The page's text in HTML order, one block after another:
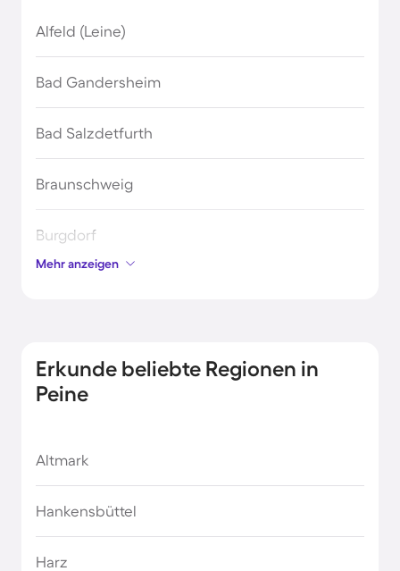
Alfeld (Leine)
Bad Gandersheim
Bad Salzdetfurth
Braunschweig
Burgdorf
Garbsen
Gifhorn
Goslar
Mehr anzeigen
Erkunde beliebte Regionen in
Peine
Altmark
Hankensbüttel
Harz